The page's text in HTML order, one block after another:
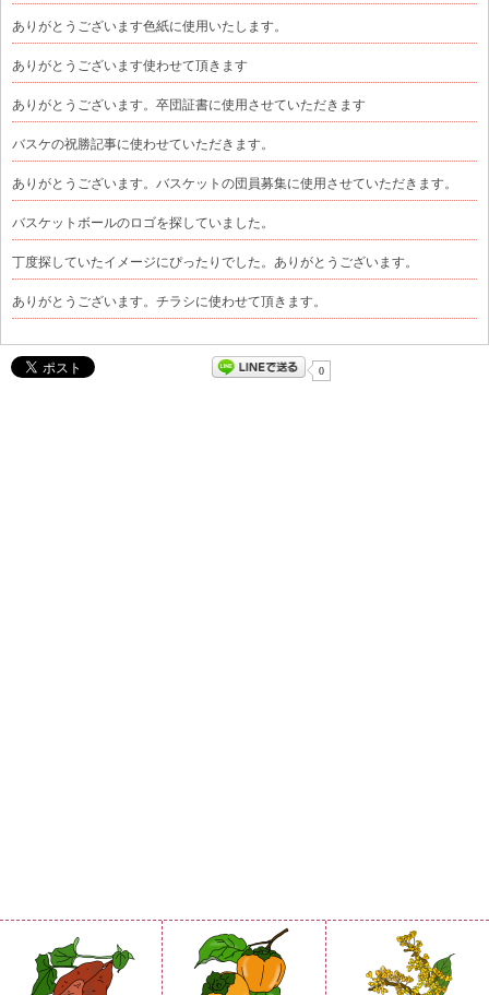
ありがとうございます色紙に使用いたします。
ありがとうございます使わせて頂きます
ありがとうございます。卒団証書に使用させていただきます
バスケの祝勝記事に使わせていただきます。
ありがとうございます。バスケットの団員募集に使用させていただきます。
バスケットボールのロゴを探していました。
丁度探していたイメージにぴったりでした。ありがとうございます。
ありがとうございます。チラシに使わせて頂きます。
0